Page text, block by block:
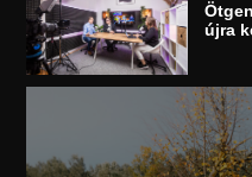
újra